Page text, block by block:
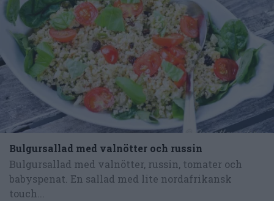
Bulgursallad med valnötter och russin
Bulgursallad med valnötter, russin, tomater och
babyspenat. En sallad med lite nordafrikansk
touch...